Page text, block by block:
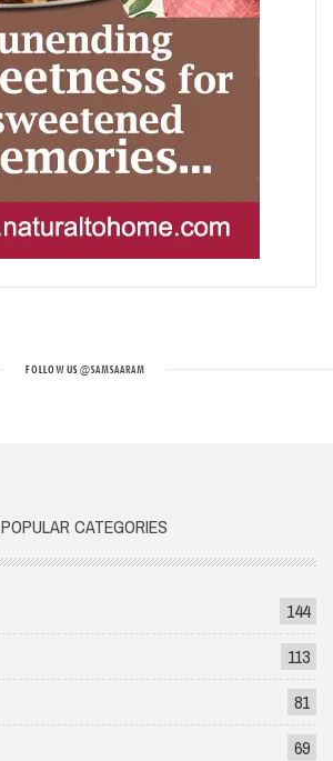
FOLLOW US@SAMSAARAM
POPULAR CATEGORIES
144
113
81
69